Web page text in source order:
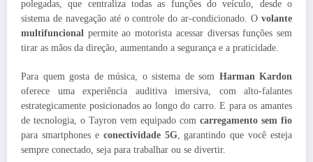
polegadas, que centraliza todas as funções do veículo, desde o
sistema de navegação até o controle do ar-condicionado. O volante
multifuncional permite ao motorista acessar diversas funções sem
tirar as mãos da direção, aumentando a segurança e a praticidade.
Para quem gosta de música, o sistema de som Harman Kardon
oferece uma experiência auditiva imersiva, com alto-falantes
estrategicamente posicionados ao longo do carro. E para os amantes
de tecnologia, o Tayron vem equipado com carregamento sem fio
para smartphones e conectividade 5G, garantindo que você esteja
sempre conectado, seja para trabalhar ou se divertir.